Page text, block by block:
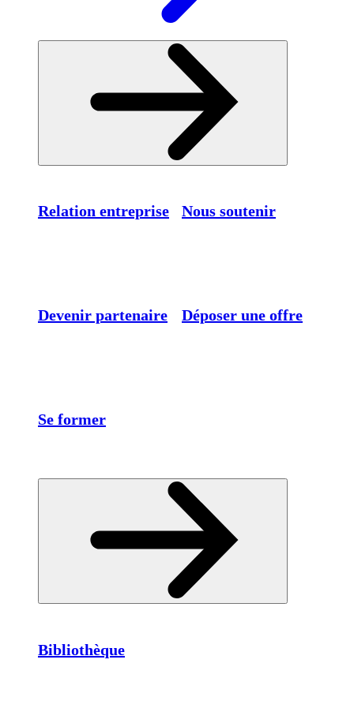
Relation entreprise Nous soutenir
Devenir partenaire Déposer une offre
Se former
Bibliothèque